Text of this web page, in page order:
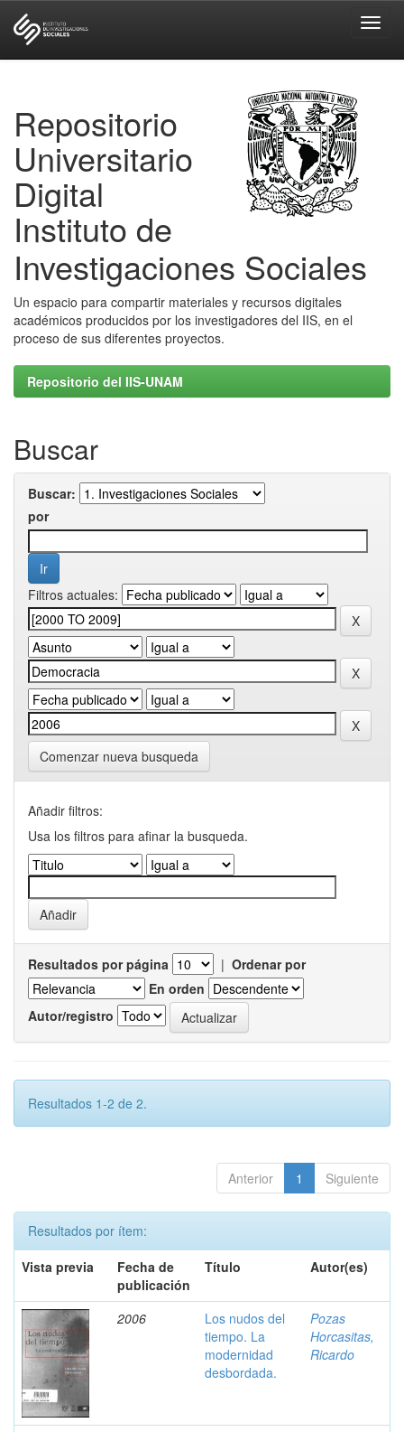
Repositorio
Universitario
Digital
Instituto de
Investigaciones Sociales
Un espacio para compartir materiales y recursos digitales
académicos producidos por los investigadores del IIS, en el
proceso de sus diferentes proyectos.
Repositorio del IIS-UNAM
Buscar
Buscar:
por
Filtros actuales:
Comenzar nueva busqueda
Añadir filtros:
Usa los filtros para afinar la busqueda.
Resultados por página | Ordenar por
En orden
Autor/registro
Resultados 1-2 de 2.
Anterior 1 Siguiente
Resultados por ítem:
Vista previa
Fecha de
publicación
Título Autor(es)
2006
Los nudos del
tiempo. La
modernidad
desbordada.
Pozas
Horcasitas,
Ricardo